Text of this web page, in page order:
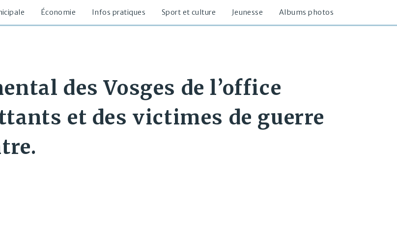
Économie Infos pratiques Sport et culture Jeunesse Albums photos
des Vosges de l’office
et des victimes de guerre